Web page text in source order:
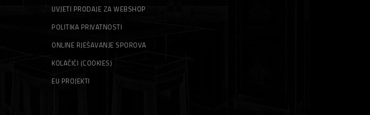
UVJETI PRODAJE ZA WEBSHOP
POLITIKA PRIVATNOSTI
ONLINE RJEŠAVANJE SPOROVA
KOLAČIĆI (COOKIES)
EU PROJEKTI